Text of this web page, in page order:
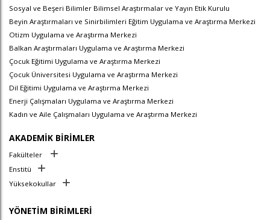
Sosyal ve Beşeri Bilimler Bilimsel Araştırmalar ve Yayın Etik Kurulu
Beyin Araştırmaları ve Sinirbilimleri Eğitim Uygulama ve Araştırma Merkezi
Otizm Uygulama ve Araştırma Merkezi
Balkan Araştırmaları Uygulama ve Araştırma Merkezi
Çocuk Eğitimi Uygulama ve Araştırma Merkezi
Çocuk Üniversitesi Uygulama ve Araştırma Merkezi
Dil Eğitimi Uygulama ve Araştırma Merkezi
Enerji Çalışmaları Uygulama ve Araştırma Merkezi
Kadın ve Aile Çalışmaları Uygulama ve Araştırma Merkezi
AKADEMİK BİRİMLER
Fakülteler
Enstitü
Yüksekokullar
YÖNETİM BİRİMLERİ